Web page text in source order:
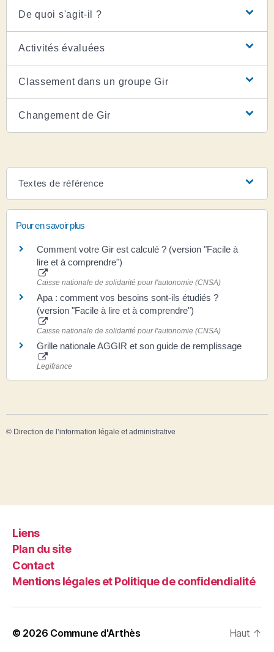
De quoi s'agit-il ?
Activités évaluées
Classement dans un groupe Gir
Changement de Gir
Textes de référence
Pour en savoir plus
Comment votre Gir est calculé ? (version "Facile à
lire et à comprendre")
Caisse nationale de solidarité pour l'autonomie (CNSA)
Apa : comment vos besoins sont-ils étudiés ?
(version "Facile à lire et à comprendre")
Caisse nationale de solidarité pour l'autonomie (CNSA)
Grille nationale AGGIR et son guide de remplissage
Legifrance
© Direction de l’information légale et administrative
Liens
Plan du site
Contact
Mentions légales et Politique de confidendialité
© 2026 Commune d'Arthès Haut ↑